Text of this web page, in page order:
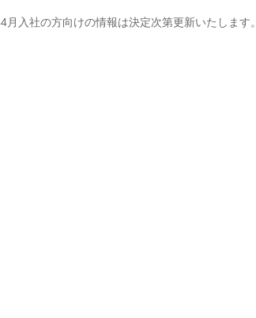
入社の方向けの情報は決定次第更新いたします。